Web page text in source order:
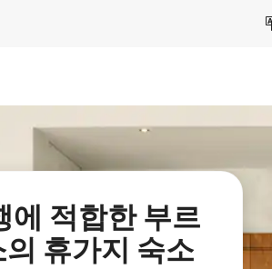
에 적합한 부르
휴가지 숙소